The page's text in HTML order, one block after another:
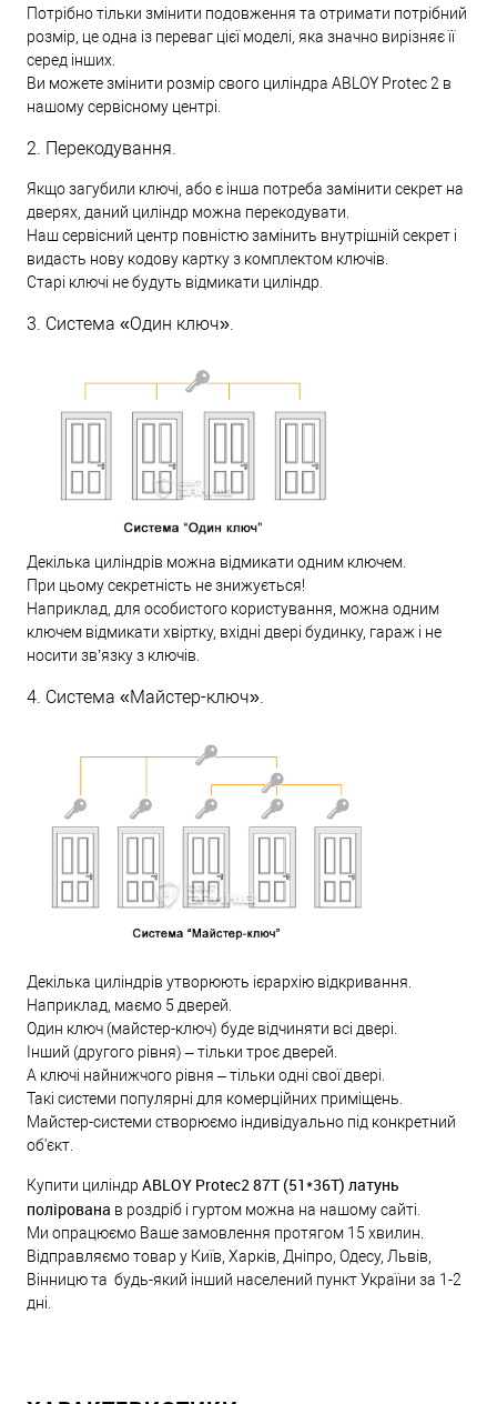
Потрібно тільки змінити подовження та отримати потрібний
розмір, це одна із переваг цієї моделі, яка значно вирізняє її
серед інших.
Ви можете змінити розмір свого циліндра ABLOY Protec 2 в
нашому сервісному центрі.
2. Перекодування.
Якщо загубили ключі, або є інша потреба замінити секрет на
дверях, даний циліндр можна перекодувати.
Наш сервісний центр повністю замінить внутрішній секрет і
видасть нову кодову картку з комплектом ключів.
Старі ключі не будуть відмикати циліндр.
3. Система «Один ключ».
Декілька циліндрів можна відмикати одним ключем.
При цьому секретність не знижується!
Наприклад, для особистого користування, можна одним
ключем відмикати хвіртку, вхідні двері будинку, гараж і не
носити зв’язку з ключів.
4. Система «Майстер-ключ».
Декілька циліндрів утворюють ієрархію відкривання.
Наприклад, маємо 5 дверей.
Один ключ (майстер-ключ) буде відчиняти всі двері.
Інший (другого рівня) – тільки троє дверей.
А ключі найнижчого рівня – тільки одні свої двері.
Такі системи популярні для комерційних приміщень.
Майстер-системи створюємо індивідуально під конкретний
об'єкт.
Купити циліндр ABLOY Protec2 87T (51*36T) латунь
полірована в роздріб і гуртом можна на нашому сайті.
Ми опрацюємо Ваше замовлення протягом 15 хвилин.
Відправляємо товар у Київ, Харків, Дніпро, Одесу, Львів,
Вінницю та будь-який інший населений пункт України за 1-2
дні.